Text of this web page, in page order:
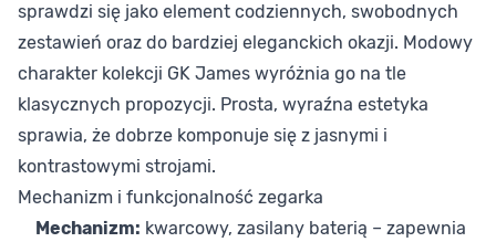
sprawdzi się jako element codziennych, swobodnych
zestawień oraz do bardziej eleganckich okazji. Modowy
charakter kolekcji GK James wyróżnia go na tle
klasycznych propozycji. Prosta, wyraźna estetyka
sprawia, że dobrze komponuje się z jasnymi i
kontrastowymi strojami.
Mechanizm i funkcjonalność zegarka
Mechanizm: kwarcowy, zasilany baterią – zapewnia